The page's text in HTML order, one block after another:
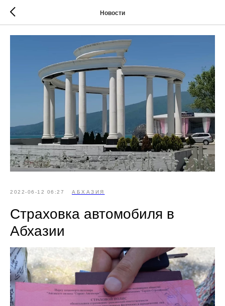
Новости
2022-06-12 06:27 АБХАЗИЯ
Страховка автомобиля в
Абхазии